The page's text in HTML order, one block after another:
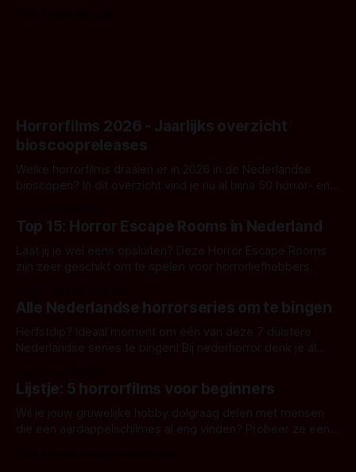
Horrorfilms 2026 - Jaarlijks overzicht
bioscoopreleases
Welke horrorfilms draaien er in 2026 in de Nederlandse
bioscopen? In dit overzicht vind je nu al bijna 50 horror- en
Top 15: Horror Escape Rooms in Nederland
Laat jij je wel eens opsluiten? Deze Horror Escape Rooms
zijn zeer geschikt om te spelen voor horrorliefhebbers.
Alle Nederlandse horrorseries om te bingen
Herfstdip? Ideaal moment om één van deze 7 duistere
Nederlandse series te bingen! Bij nederhorror denk je al
Amsterdamned of The Johnsons. Maar Nederlandse horror
is niet beperkt tot films. Hier een aantal Nederlandse tv-
series uit het duistere of horrorgenre. Als
Lijstje: 5 horrorfilms voor beginners
Wil je jouw gruwelijke hobby dolgraag delen met mensen
die een aardappelschilmes al eng vinden? Probeer ze eens